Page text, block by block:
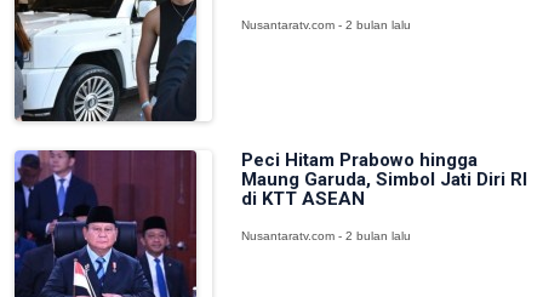
Nusantaratv.com - 2 bulan lalu
Peci Hitam Prabowo hingga
Maung Garuda, Simbol Jati Diri RI
di KTT ASEAN
Nusantaratv.com - 2 bulan lalu